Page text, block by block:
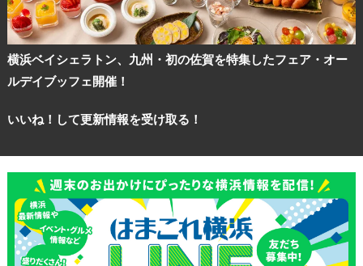
横浜ベイシェラトン、九州・初の佐賀を特集したフェア・オー
ルデイブッフェ開催！
いいね！して更新情報を受け取る！